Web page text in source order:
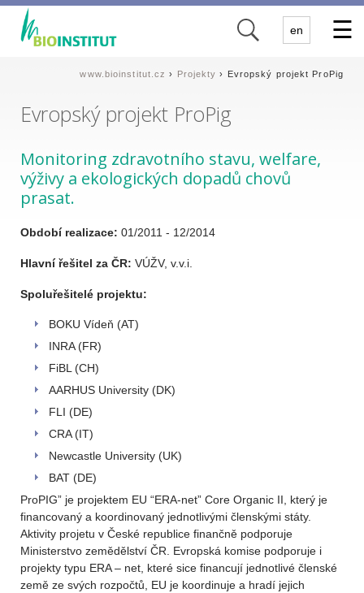
en
✕
www.bioinstitut.cz › Projekty › Evropský projekt ProPig
Evropský projekt ProPig
Monitoring zdravotního stavu, welfare,
výživy a ekologických dopadů chovů
prasat.
Období realizace: 01/2011 - 12/2014
Hlavní řešitel za ČR: VÚŽV, v.v.i.
Spoluřešitelé projektu:
BOKU Vídeň (AT)
INRA (FR)
FiBL (CH)
AARHUS University (DK)
FLI (DE)
CRA (IT)
Newcastle University (UK)
BAT (DE)
ProPIG” je projektem EU “ERA-net” Core Organic II, který je
financovaný a koordinovaný jednotlivými členskými státy.
Aktivity projetu v České republice finančně podporuje
Ministerstvo zemědělství ČR. Evropská komise podporuje i
projekty typu ERA – net, které sice financují jednotlivé členské
země ze svých rozpočtů, EU je koordinuje a hradí jejich